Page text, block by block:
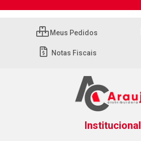
Meus Pedidos
Notas Fiscais
Institucional